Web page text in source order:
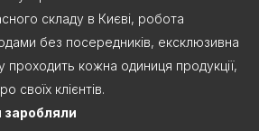
складу в Києві, робота
без посередників, ексклюзивна
проходить кожна одиниця продукції,
своїх клієнтів.
заробляли